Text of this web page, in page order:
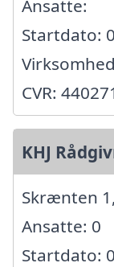
Ansatte:
Startdato:
CVR:
KHJ
Skrænten
Ansatte: 0
Startdato: